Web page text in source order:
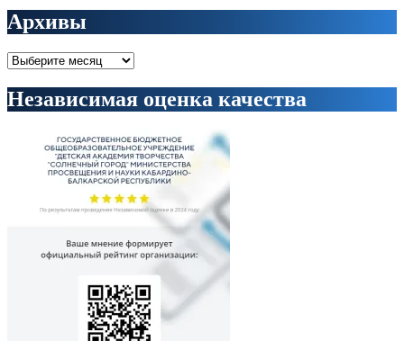
Архивы
Архивы
Независимая оценка качества